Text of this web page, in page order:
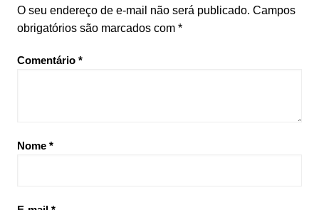
O seu endereço de e-mail não será publicado. Campos
obrigatórios são marcados com *
Comentário *
Nome *